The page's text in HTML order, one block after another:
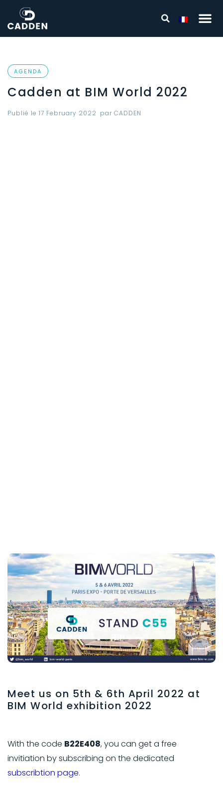
AGENDA
Cadden at BIM World 2022
Publié le 17 February 2022 par CADDEN
Meet us on 5th & 6th April 2022 at
BIM World exhibition 2022
With the code B22E408, you can get a free
invitiation by subscribing on the dedicated
subscribtion page.